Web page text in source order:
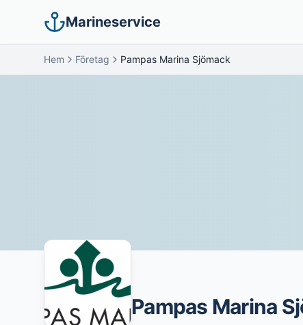
Marineservice
Hem Företag Pampas Marina Sjömack
Pampas Marina